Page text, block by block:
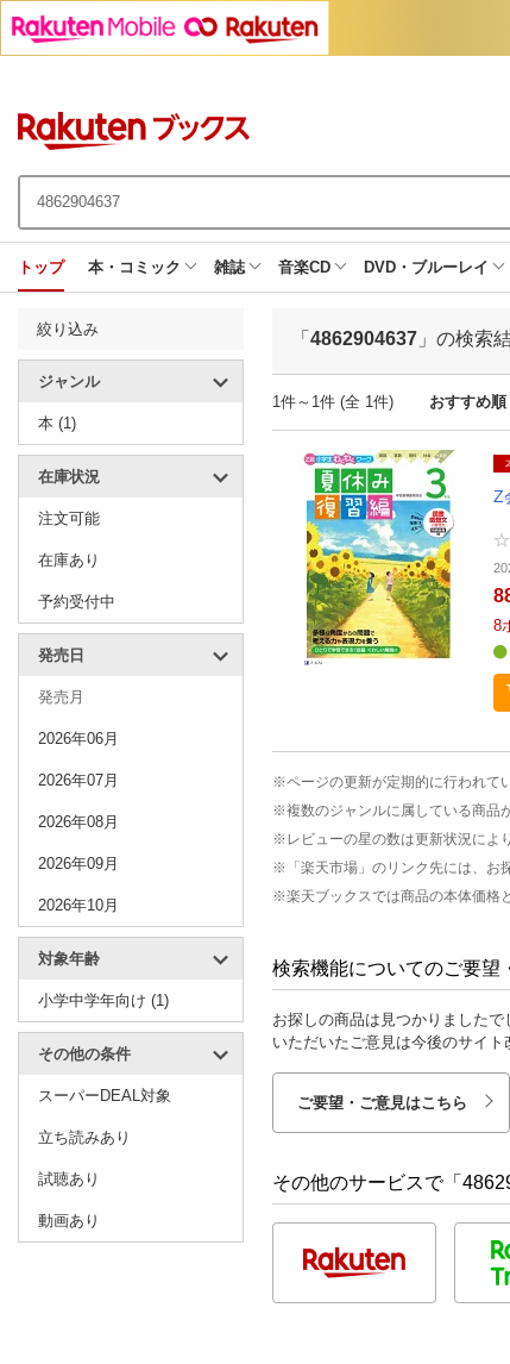
トップ 本・コミック 雑誌 音楽CD DVD・ブルーレイ
絞り込み
ジャンル
本 (1)
在庫状況
注文可能
在庫あり
予約受付中
発売日
発売月
2026年06月
2026年07月
2026年08月
2026年09月
2026年10月
対象年齢
小学中学年向け (1)
その他の条件
スーパーDEAL対象
立ち読みあり
試聴あり
動画あり
「 4862904637 」の検索
1件～1件 (全 1件) おすすめ順
Z
8
※ページの更新が定期的に行われて
※複数のジャンルに属している商品
※レビューの星の数は更新状況によ
※「楽天市場」のリンク先には、お
※楽天ブックスでは商品の本体価格
検索機能についてのご要望
お探しの商品は見つかりました
いただいたご意見は今後のサイト
ご要望・ご意見はこちら
その他のサービスで「